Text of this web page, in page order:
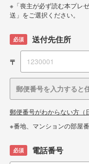
※「喪主が必ず読む本プレ
送」をご選択ください。
送付先住所
〒
郵便番号がわからない方（
※番地、マンションの部屋
電話番号